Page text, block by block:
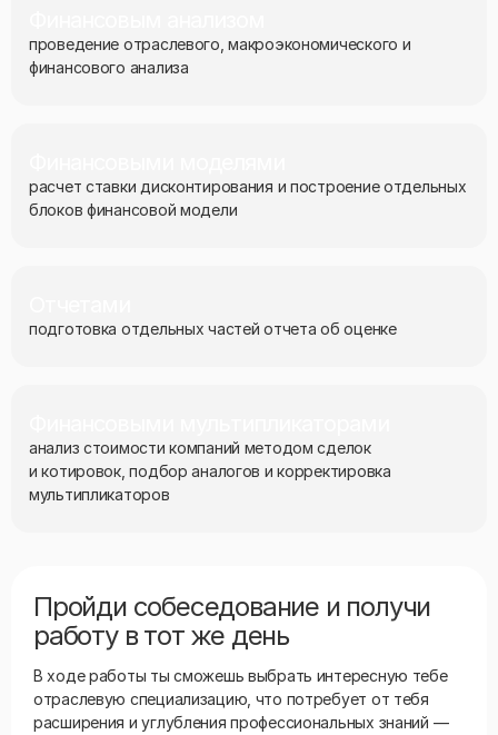
проведение отраслевого, макроэкономического и
финансового анализа
расчет ставки дисконтирования и построение отдельных
блоков финансовой модели
подготовка отдельных частей отчета об оценке
анализ стоимости компаний методом сделок
и котировок, подбор аналогов и корректировка
мультипликаторов
Пройди собеседование и получи
работу в тот же день
В ходе работы ты сможешь выбрать интересную тебе
отраслевую специализацию, что потребует от тебя
расширения и углубления профессиональных знаний —